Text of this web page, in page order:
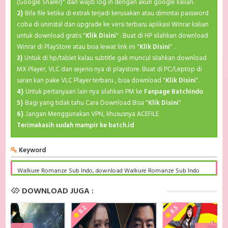
(Google Sharer)" dan wajib log in dengan akun google kalian.
2} Bila file ketika di extrak terjadi kerusakan atau dimintai password
coba di uninstal dan upgrade ke versi terbaru aplikasi Winrar kalian
untuk download gratis "Klik Disini" . Buat di HP silahkan download
Winrar di PlayStore atau bisa lewat link ini "Klik Disini" .
3} Untuk di hp/tablet kalau subtitle gak muncul silahkan download
MX Player, VLC dan sejenis nya di playstore. Buat di PC/Leptop di
saran kan pake VLC Player terbaru , bisa download "Klik Disini".
4} Untuk pertanyaan lain nya silahkan PM ke Fanpage Batchindo
5} Bagi yang tidak tahu Cara Download Bisa "Klik Disini"
6}Jangan Menggunakan VPN, khususnya ACEFILE
Terimakasih sudah mampir ke batch.id
Keyword
Walkure Romanze Sub Indo, download Walkure Romanze Sub Indo
Batch, Walkure Romanze BD Subtitle Indonesia komplit, download
Walkure Romanze Sub indo batch google drive, Walkure Romanze
batch subtitle indonesia, Walkure Romanze mp4 batch, Walkure
Romanze Sub Indo x265, Walkure Romanze Batch Subtitle Indonesia
bd, Walkure Romanze Batch Subtitle Indonesia kurogaze, Walkure
Romanze Batch Subtitle Indonesia anibatch, Walkure Romanze Batch
DOWNLOAD JUGA :
8.2 8.5